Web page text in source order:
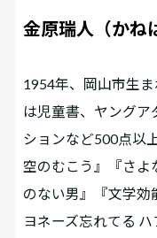
金原瑞人（かね
1954年、岡山市生
は児童書、ヤングア
ションなど500点以
空のむこう』『さよ
のない男』『文学効
ヨネーズ忘れてる